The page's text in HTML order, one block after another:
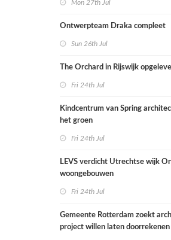
Mon 27th Jul
Ontwerpteam Draka compleet
Sun 26th Jul
The Orchard in Rijswijk
Fri 24th Jul
Kindcentrum van Spring
het groen
Fri 24th Jul
LEVS verdicht Utrechtse wijk
woongebouwen
Fri 24th Jul
Gemeente Rotterdam zoekt
project willen laten